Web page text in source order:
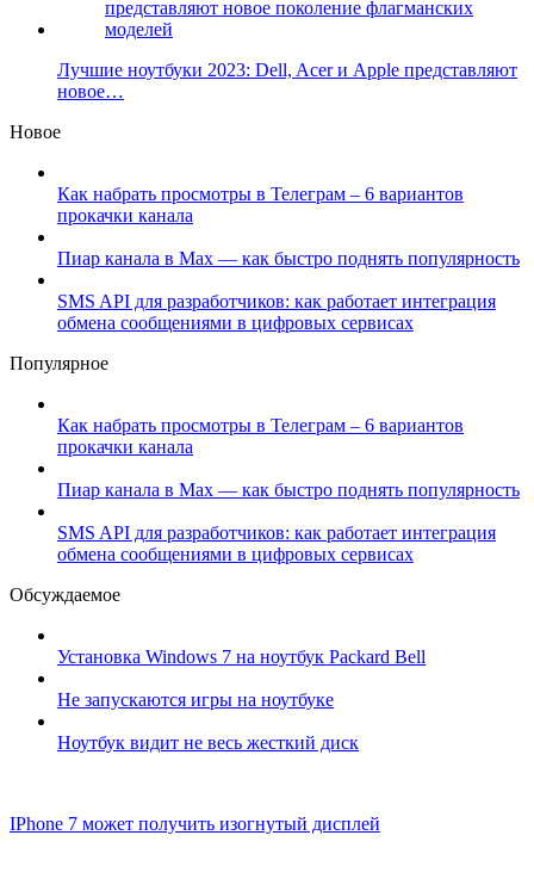
Лучшие ноутбуки 2023: Dell, Acer и Apple представляют
новое…
Новое
Как набрать просмотры в Телеграм – 6 вариантов
прокачки канала
Пиар канала в Max — как быстро поднять популярность
SMS API для разработчиков: как работает интеграция
обмена сообщениями в цифровых сервисах
Популярное
Как набрать просмотры в Телеграм – 6 вариантов
прокачки канала
Пиар канала в Max — как быстро поднять популярность
SMS API для разработчиков: как работает интеграция
обмена сообщениями в цифровых сервисах
Обсуждаемое
Установка Windows 7 на ноутбук Packard Bell
Не запускаются игры на ноутбуке
Ноутбук видит не весь жесткий диск
IPhone 7 может получить изогнутый дисплей